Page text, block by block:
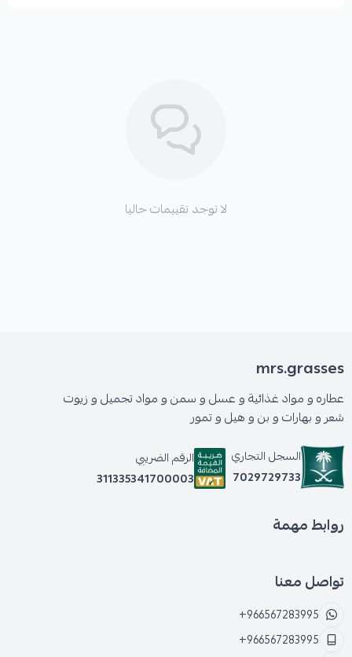
لا توجد تقييمات حاليا
mrs.grasses
عطاره و مواد غذائية و عسل و سمن و مواد تجميل و زيوت
شعر و بهارات و بن و هيل و تمور
السجل التجاري
7029729733
الرقم الضريبي
311335341700003
روابط مهمة
تواصل معنا
+966567283995
+966567283995